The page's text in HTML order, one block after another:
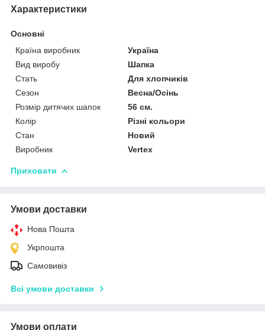
Характеристики
Основні
Країна виробник
Україна
Вид виробу
Шапка
Стать
Для хлопчиків
Сезон
Весна/Осінь
Розмір дитячих шапок
56 см.
Колір
Різні кольори
Стан
Новий
Виробник
Vertex
Приховати
Умови доставки
Нова Пошта
Укрпошта
Самовивіз
Всі умови доставки
Умови оплати